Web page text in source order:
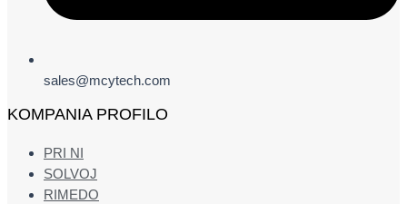
sales@mcytech.com
KOMPANIA PROFILO
PRI NI
SOLVOJ
RIMEDO